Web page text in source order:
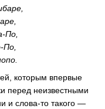
По,
По,
которым впервые
перед неизвестными
и слова-то такого —